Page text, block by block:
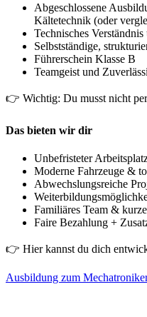
Abgeschlossene
Kältetechnik (oder
Technisches
Selbstständige,
Führerschein Klasse B
Teamgeist und
👉 Wichtig: Du musst nicht
Das bieten wir dir
Unbefristeter
Moderne Fahrzeuge &
Abwechslungsreiche
Familiäres Team &
Faire Bezahlung +
👉 Hier kannst du dich
Ausbildung zum